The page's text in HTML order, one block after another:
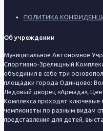
ПОЛИТИКА
Об учреждении
Муниципальное Автономное
Спортивно-Зрелищный
объединил в себе три
площадки города Одинцово:
Ледовый дворец «Армада»,
Комплекса проходят ключевые
чемпионаты по разным видам
представления для детей,